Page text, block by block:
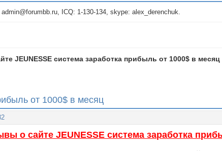
ICQ: 1-130-134, skype: alex_derenchuk.
JEUNESSE система заработка прибыль от 1000$ в месяц
от 1000$ в месяц
о сайте JEUNESSE система заработка